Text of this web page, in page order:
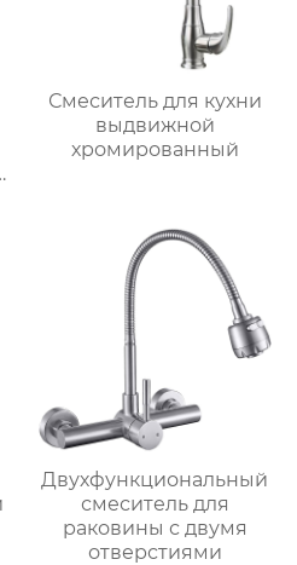
Смеситель для кухни
выдвижной
хромированный
Двухфункциональный
смеситель для
раковины с двумя
отверстиями